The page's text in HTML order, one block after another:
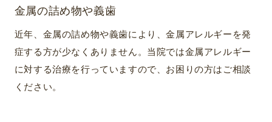
金属の詰め物や義歯
近年、金属の詰め物や義歯により、金属アレルギーを発
症する方が少なくありません。当院では金属アレルギー
に対する治療を行っていますので、お困りの方はご相談
ください。